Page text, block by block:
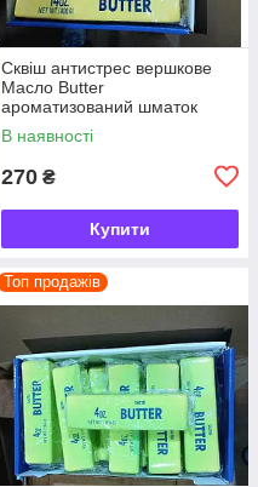
Сквіш антистрес вершкове
Масло Butter
ароматизований шматок
масла 22 см
В наявності
270 ₴
Купити
Топ продажів